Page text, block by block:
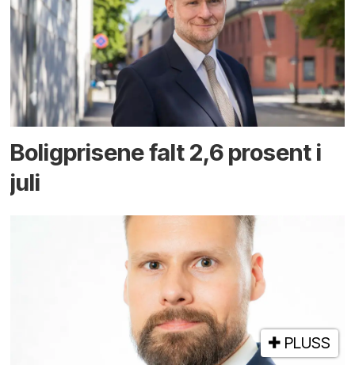
Boligprisene falt 2,6 prosent i
juli
PLUSS